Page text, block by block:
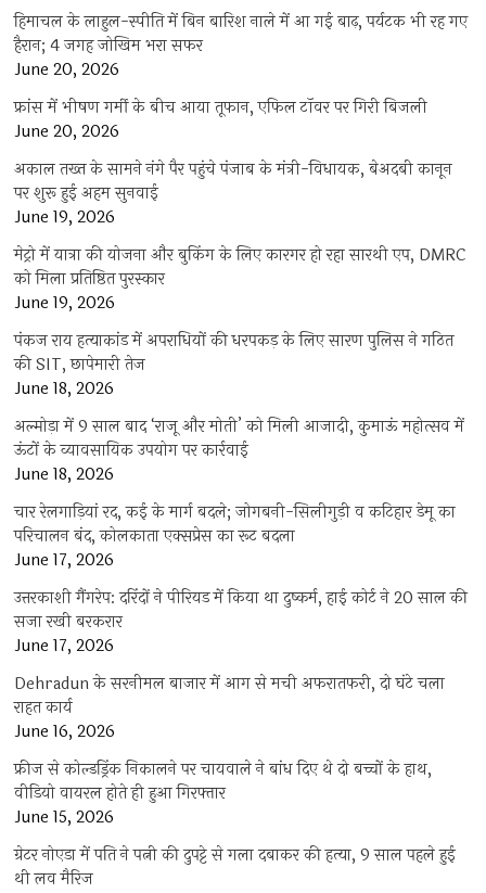
हिमाचल के लाहुल-स्पीति में बिन बारिश नाले में आ गई बाढ़, पर्यटक भी रह गए
हैरान; 4 जगह जोखिम भरा सफर
June 20, 2026
फ्रांस में भीषण गर्मी के बीच आया तूफान, एफिल टॉवर पर गिरी बिजली
June 20, 2026
अकाल तख्त के सामने नंगे पैर पहुंचे पंजाब के मंत्री-विधायक, बेअदबी कानून
पर शुरू हुई अहम सुनवाई
June 19, 2026
मेट्रो में यात्रा की योजना और बुकिंग के लिए कारगर हो रहा सारथी एप, DMRC
को मिला प्रतिष्ठित पुरस्कार
June 19, 2026
पंकज राय हत्याकांड में अपराधियों की धरपकड़ के लिए सारण पुलिस ने गठित
की SIT, छापेमारी तेज
June 18, 2026
अल्मोड़ा में 9 साल बाद ‘राजू और मोती’ को मिली आजादी, कुमाऊं महोत्सव में
ऊंटों के व्यावसायिक उपयोग पर कार्रवाई
June 18, 2026
चार रेलगाड़ियां रद, कई के मार्ग बदले; जोगबनी-सिलीगुड़ी व कटिहार डेमू का
परिचालन बंद, कोलकाता एक्सप्रेस का रूट बदला
June 17, 2026
उत्तरकाशी गैंगरेप: दरिंदों ने पीरियड में किया था दुष्कर्म, हाई कोर्ट ने 20 साल की
सजा रखी बरकरार
June 17, 2026
Dehradun के सरनीमल बाजार में आग से मची अफरातफरी, दो घंटे चला
राहत कार्य
June 16, 2026
फ्रीज से कोल्डड्रिंक निकालने पर चायवाले ने बांध दिए थे दो बच्चों के हाथ,
वीडियो वायरल होते ही हुआ गिरफ्तार
June 15, 2026
ग्रेटर नोएडा में पति ने पत्नी की दुपट्टे से गला दबाकर की हत्या, 9 साल पहले हुई
थी लव मैरिज